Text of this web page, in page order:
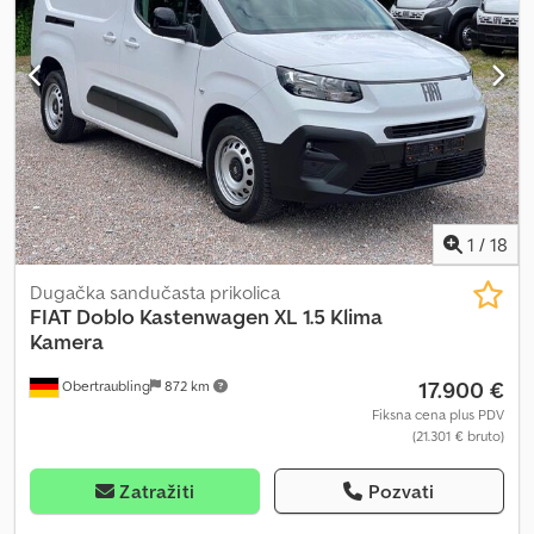
1 / 18
Obertraubling 872 km
Dugačka sandučasta prikolica
FIAT Doblo Kastenwagen XL 1.5 Klima
Kamera
17.900 €
Fiksna cena plus PDV
(21.301 € bruto)
Zatražiti Pozvati